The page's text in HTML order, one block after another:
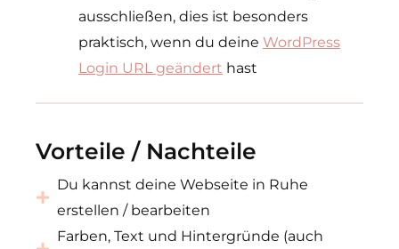
ausschließen, dies ist besonders
praktisch, wenn du deine WordPress
Login URL geändert hast
Vorteile / Nachteile
Du kannst deine Webseite in Ruhe
erstellen / bearbeiten
Farben, Text und Hintergründe (auch